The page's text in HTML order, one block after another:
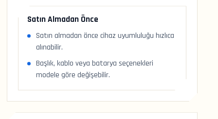
Satın Almadan Önce
Satın almadan önce cihaz uyumluluğu hızlıca
alınabilir.
Başlık, kablo veya batarya seçenekleri
modele göre değişebilir.